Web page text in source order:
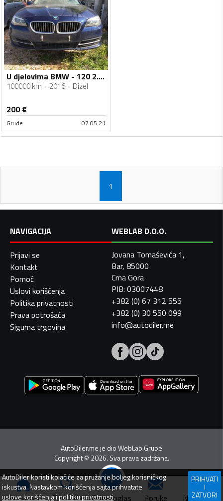
U djelovima BMW - 120 2.0d 2016g
100000 km 2016 Dizel
200€
Grude 07.05.21
1
Svi oglasi Pretraga Dodaj oglas Poruke Navigacija
NAVIGACIJA
Prijavi se
Kontakt
Pomoć
Uslovi korišćenja
Politika privatnosti
Prava potrošača
Sigurna trgovina
WEBLAB D.O.O.
Jovana Tomaševića 1,
Bar, 85000
Crna Gora
PIB: 03007448
+382 (0) 67 312 555
+382 (0) 30 550 099
info@autodiler.me
AutoDiler.me je dioWebLab Grupe
Copyright© 2026. Sva prava zadržana.
AutoDilerkoristi kolačiće za pružanje boljeg korisničkog
iskustva. Nastavkom korišćenja sajta prihvatate
uslove korišćenjaipolitiku privatnosti.
PRIHVATI
I
ZATVORI